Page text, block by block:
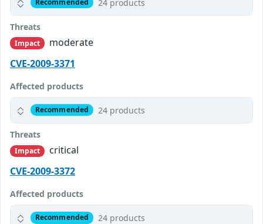
Recommended 24 products
Threats
Impact
moderate
CVE-2009-3371
Affected products
Recommended 24 products
Threats
Impact
critical
CVE-2009-3372
Affected products
Recommended 24 products